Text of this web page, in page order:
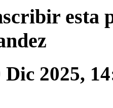
esta
Dic 2025,